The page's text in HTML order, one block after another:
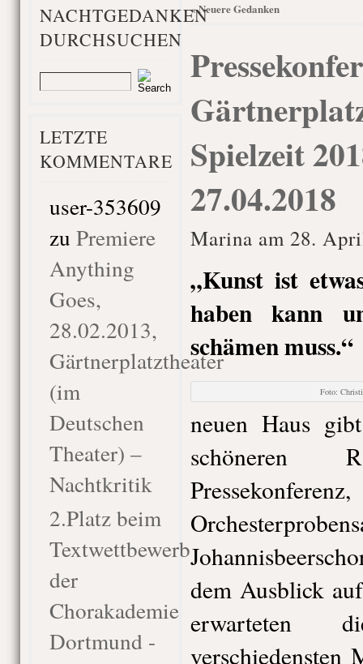
NACHTGEDANKEN
DURCHSUCHEN
LETZTE
KOMMENTARE
user-353609
zu Premiere
Anything
Goes,
28.02.2013,
Gärtnerplatztheater
(im
Deutschen
Theater) –
Nachtkritik
2.Platz beim
Textwettbewerb
der
Chorakademie
Dortmund -
« Neuere Gedanken
Spielzeit
27.04.2018
Marina am 28.
„Kunst ist
haben kann
schämen muss.“
Foto:
neuen Haus
dem Ausblick
erwarteten
verschiedensten